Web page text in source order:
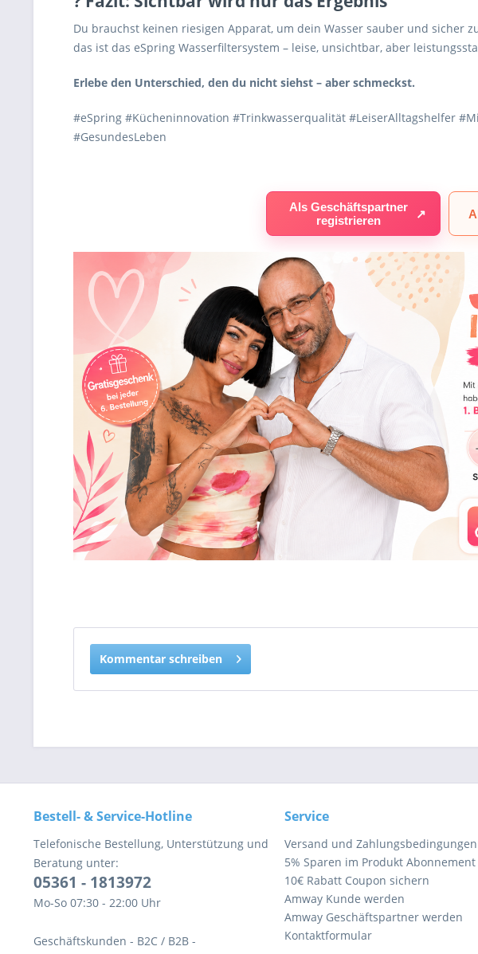
Du brauchst keinen riesigen Apparat, um dein Wasser sauber und sicher
das ist das eSpring Wasserfiltersystem – leise, unsichtbar, aber
Erlebe den Unterschied, den du nicht siehst – aber schmeckst.
#eSpring #Kücheninnovation #Trinkwasserqualität #LeiserAlltagshelfer
#GesundesLeben
Als Geschäftspartner
registrieren
↗
Kommentar schreiben
Bestell- & Service-Hotline
Telefonische Bestellung, Unterstützung und
Beratung unter:
05361 - 1813972
Mo-So 07:30 - 22:00 Uhr
Geschäftskunden - B2C / B2B -
Service
Versand und Zahlungsbedingungen
5% Sparen im Produkt Abonnement
10€ Rabatt Coupon sichern
Amway Kunde werden
Amway Geschäftspartner werden
Kontaktformular